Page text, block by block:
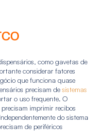
como gavetas de
considerar fatores
que funciona quase
precisam de sistemas
o uso frequente. O
imprimir recibos
do sistema
de periféricos